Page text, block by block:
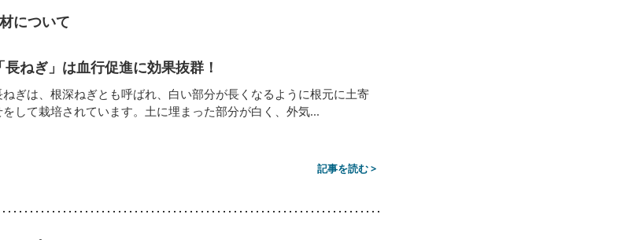
について
「長ねぎ」は血行促進に効果抜群！
ねぎは、根深ねぎとも呼ばれ、白い部分が長くなるように根元に土寄
をして栽培されています。土に埋まった部分が白く、外気...
記事を読む >